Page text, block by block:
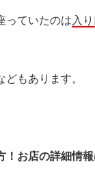
っていたのは 入
もあります。
！お店の詳細情